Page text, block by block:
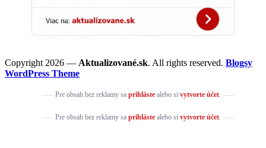
Copyright 2026 — Aktualizované.sk. All rights reserved. Blogsy
WordPress Theme
Pre obsah bez reklamy sa prihlástealebo si vytvorte účet.